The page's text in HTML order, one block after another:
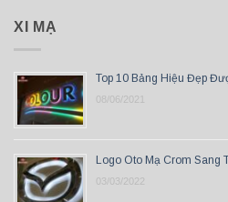
XI MẠ
Top 10 Bảng Hiệu Đẹp
08/06/2021
Logo Oto Mạ Crom Sang
03/03/2022